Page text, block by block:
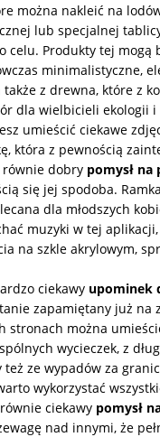
można nakleić na
lub specjalnej
celu. Produkty tej mogą
minimalistyczne,
także z drewna, które z
dla wielbicieli ekologii
umieścić ciekawe
która z pewnością
równie dobry pomysł na
się jej spodoba.
dla młodszych
muzyki w tej
na szkle akrylowym,
ciekawy upominek
zapamiętany już na
stronach można
wycieczek, z
też ze wypadów za
wykorzystać
ciekawy pomysł
nad innymi, że